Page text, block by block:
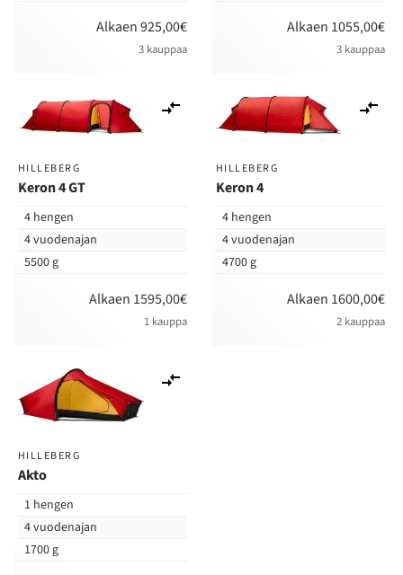
Alkaen 925,00€
3 kauppaa
Alkaen 1055,00€
3 kauppaa
HILLEBERG
Keron 4 GT
4 hengen
4 vuodenajan
5500 g
Alkaen 1595,00€
1 kauppa
vertailuun
HILLEBERG
Keron 4
4 hengen
4 vuodenajan
4700 g
Alkaen 1600,00€
2 kauppaa
HILLEBERG
Akto
1 hengen
4 vuodenajan
1700 g